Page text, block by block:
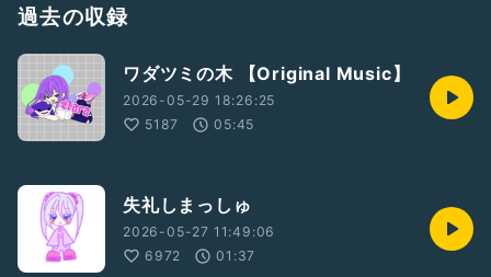
SPECIAL THX
SHIBUSAWA I♡Ü
ご一緒出来て 幸せな時間でした
いつもありがとう、楽しかった
大好き
過去の収録
ワダツミの木 【Original Music】
2026-05-29 18:26:25
5187
05:45
失礼しまっしゅ
2026-05-27 11:49:06
6972
01:37